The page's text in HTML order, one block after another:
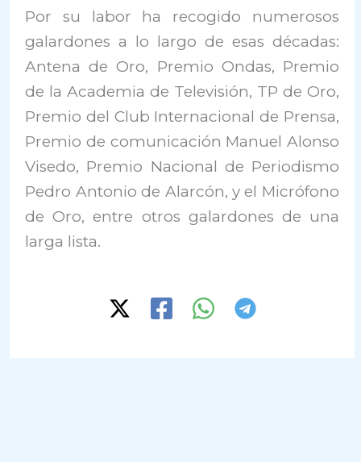
Por su labor ha recogido numerosos
galardones a lo largo de esas décadas:
Antena de Oro, Premio Ondas, Premio
de la Academia de Televisión, TP de Oro,
Premio del Club Internacional de Prensa,
Premio de comunicación Manuel Alonso
Visedo, Premio Nacional de Periodismo
Pedro Antonio de Alarcón, y el Micrófono
de Oro, entre otros galardones de una
larga lista.